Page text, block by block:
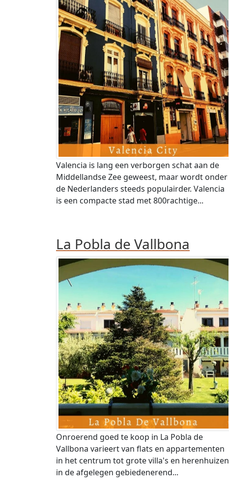
Valencia is lang een verborgen schat aan de
Middellandse Zee geweest, maar wordt onder
de Nederlanders steeds populairder. Valencia
is een compacte stad met 800rachtige...
La Pobla de Vallbona
Onroerend goed te koop in La Pobla de
Vallbona varieert van flats en appartementen
in het centrum tot grote villa's en herenhuizen
in de afgelegen gebiedenerend...